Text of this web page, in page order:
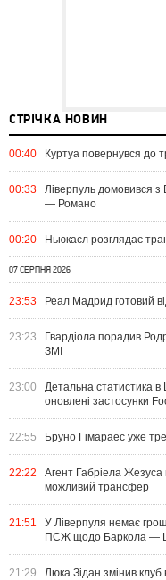
СТРІЧКА НОВИН
00:40 Куртуа повернувся до
00:33
Ліверпуль домовився
— Романо
00:20 Ньюкасл розглядає
07 СЕРПНЯ 2026
23:53 Реал Мадрид готовий
23:23
Гвардіола порадив
ЗМІ
23:00
Детальна статистика в
оновлені застосунки
22:55 Бруно Гімараес уже
22:22
Агент Габріела Жезуса
можливий трансфер
21:51
У Ліверпуля немає
ПСЖ щодо Баркола —
21:29 Люка Зідан змінив клуб